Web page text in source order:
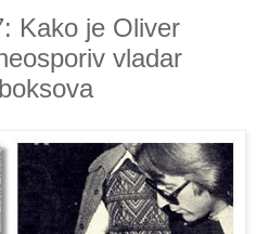
Kako je Oliver
vladar